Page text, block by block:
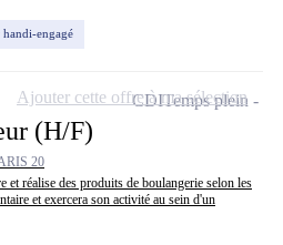
engagé
(H/F)
20
et réalise des produits de boulangerie selon les
et exercera son activité au sein d'un
CDITemps plein
Ajouter cette offre à ma sélection